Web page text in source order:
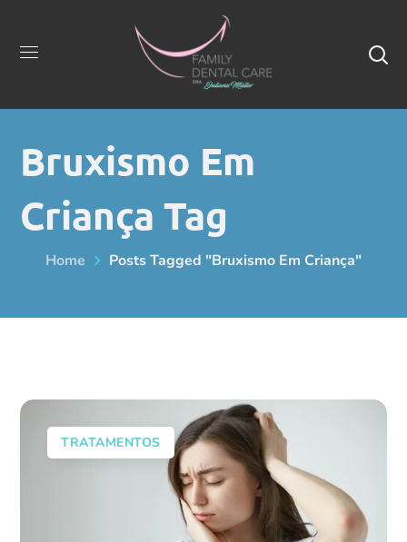
Bruxismo Em
Criança Tag
Home Posts Tagged "bruxismo Em Criança"
TRATAMENTOS